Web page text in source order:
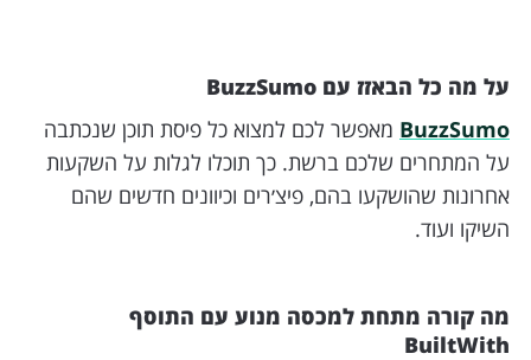
על מה כל הבאזז עם BuzzSumo
BuzzSumo מאפשר לכם למצוא כל פיסת תוכן שנכתבה
על המתחרים שלכם ברשת. כך תוכלו לגלות על השקעות
אחרונות שהושקעו בהם, פיצ׳רים וכיוונים חדשים שהם
השיקו ועוד.
מה קורה מתחת למכסה מנוע עם התוסף
BuiltWith